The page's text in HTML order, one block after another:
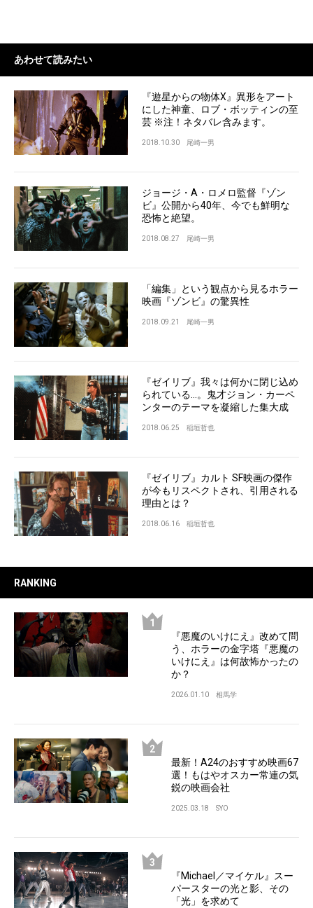
あわせて読みたい
『遊星からの物体X』異形をアート
にした神童、ロブ・ボッティンの至
芸 ※注！ネタバレ含みます。
2018.10.30 尾崎一男
ジョージ・A・ロメロ監督『ゾン
ビ』公開から40年、今でも鮮明な
恐怖と絶望。
2018.08.27 尾崎一男
「編集」という観点から見るホラー
映画『ゾンビ』の驚異性
2018.09.21 尾崎一男
『ゼイリブ』我々は何かに閉じ込め
られている…。鬼才ジョン・カーペ
ンターのテーマを凝縮した集大成
2018.06.25 稲垣哲也
『ゼイリブ』カルト SF映画の傑作
が今もリスペクトされ、引用される
理由とは？
2018.06.16 稲垣哲也
RANKING
『悪魔のいけにえ』改めて問
う、ホラーの金字塔『悪魔の
いけにえ』は何故怖かったの
か？
2026.01.10 相馬学
最新！A24のおすすめ映画67
選！もはやオスカー常連の気
鋭の映画会社
2025.03.18 SYO
『Michael／マイケル』スー
パースターの光と影、その
「光」を求めて